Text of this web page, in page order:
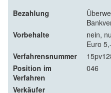
Bezahlung
Vorbehalte
nein,
Euro 5,-
Verfahrensnummer
Position im
Verfahren
046
Verkäufer